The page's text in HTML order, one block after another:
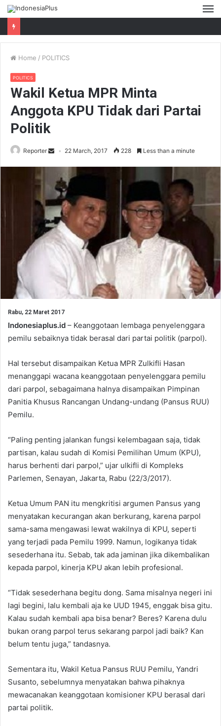
Home / POLITICS
POLITICS
Wakil Ketua MPR Minta
Anggota KPU Tidak dari Partai
Politik
Reporter 22 March, 2017 228 Less than a minute
Rabu, 22 Maret 2017
Indonesiaplus.id – Keanggotaan lembaga penyelenggara
pemilu sebaiknya tidak berasal dari partai politik (parpol).
Hal tersebut disampaikan Ketua MPR Zulkifli Hasan
menanggapi wacana keanggotaan penyelenggara pemilu
dari parpol, sebagaimana halnya disampaikan Pimpinan
Panitia Khusus Rancangan Undang-undang (Pansus RUU)
Pemilu.
“Paling penting jalankan fungsi kelembagaan saja, tidak
partisan, kalau sudah di Komisi Pemilihan Umum (KPU),
harus berhenti dari parpol,” ujar ulkifli di Kompleks
Parlemen, Senayan, Jakarta, Rabu (22/3/2017).
Ketua Umum PAN itu mengkritisi argumen Pansus yang
menyatakan kecurangan akan berkurang, karena parpol
sama-sama mengawasi lewat wakilnya di KPU, seperti
yang terjadi pada Pemilu 1999. Namun, logikanya tidak
sesederhana itu. Sebab, tak ada jaminan jika dikembalikan
kepada parpol, kinerja KPU akan lebih profesional.
“Tidak sesederhana begitu dong. Sama misalnya negeri ini
lagi begini, lalu kembali aja ke UUD 1945, enggak bisa gitu.
Kalau sudah kembali apa bisa benar? Beres? Karena dulu
bukan orang parpol terus sekarang parpol jadi baik? Kan
belum tentu juga,” tandasnya.
Sementara itu, Wakil Ketua Pansus RUU Pemilu, Yandri
Susanto, sebelumnya menyatakan bahwa pihaknya
mewacanakan keanggotaan komisioner KPU berasal dari
partai politik.